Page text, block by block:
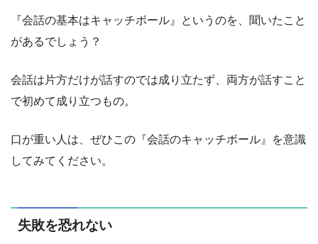
『会話の基本はキャッチボール』というのを、聞いたこと
があるでしょう？
会話は片方だけが話すのでは成り立たず、両方が話すこと
で初めて成り立つもの。
口が重い人は、ぜひこの『会話のキャッチボール』を意識
してみてください。
失敗を恐れない